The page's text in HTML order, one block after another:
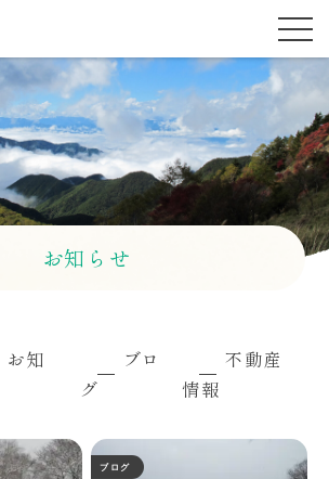
お知らせ
お知
ブロ
グ
不動産
情報
ブログ